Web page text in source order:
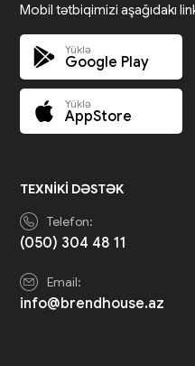
Mobil tətbiqimizi aşağıdakı
Yüklə
Google Play
Yüklə
AppStore
TEXNIKI DƏSTƏK
Telefon:
(050) 304 48 11
Email:
info@brendhouse.az